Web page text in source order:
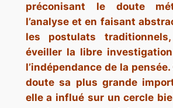
préconisant le doute
l’analyse et en faisant
les postulats
éveiller la libre
l’indépendance de la pensée.
doute sa plus grande
elle a influé sur un cercle